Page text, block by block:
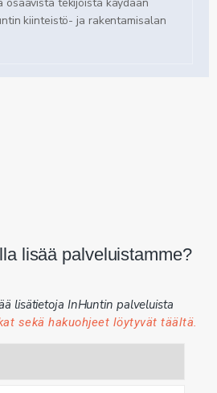
kiinteistö- ja rakentamisalan
lisää palveluistamme?
lisätietoja InHuntin palveluista
sekä hakuohjeet löytyvät täältä.